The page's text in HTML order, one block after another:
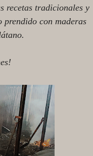
recetas tradicionales y
con maderas